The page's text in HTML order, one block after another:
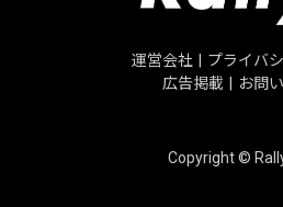
運営会社
プライバ
広告掲載
お問
Copyright ©